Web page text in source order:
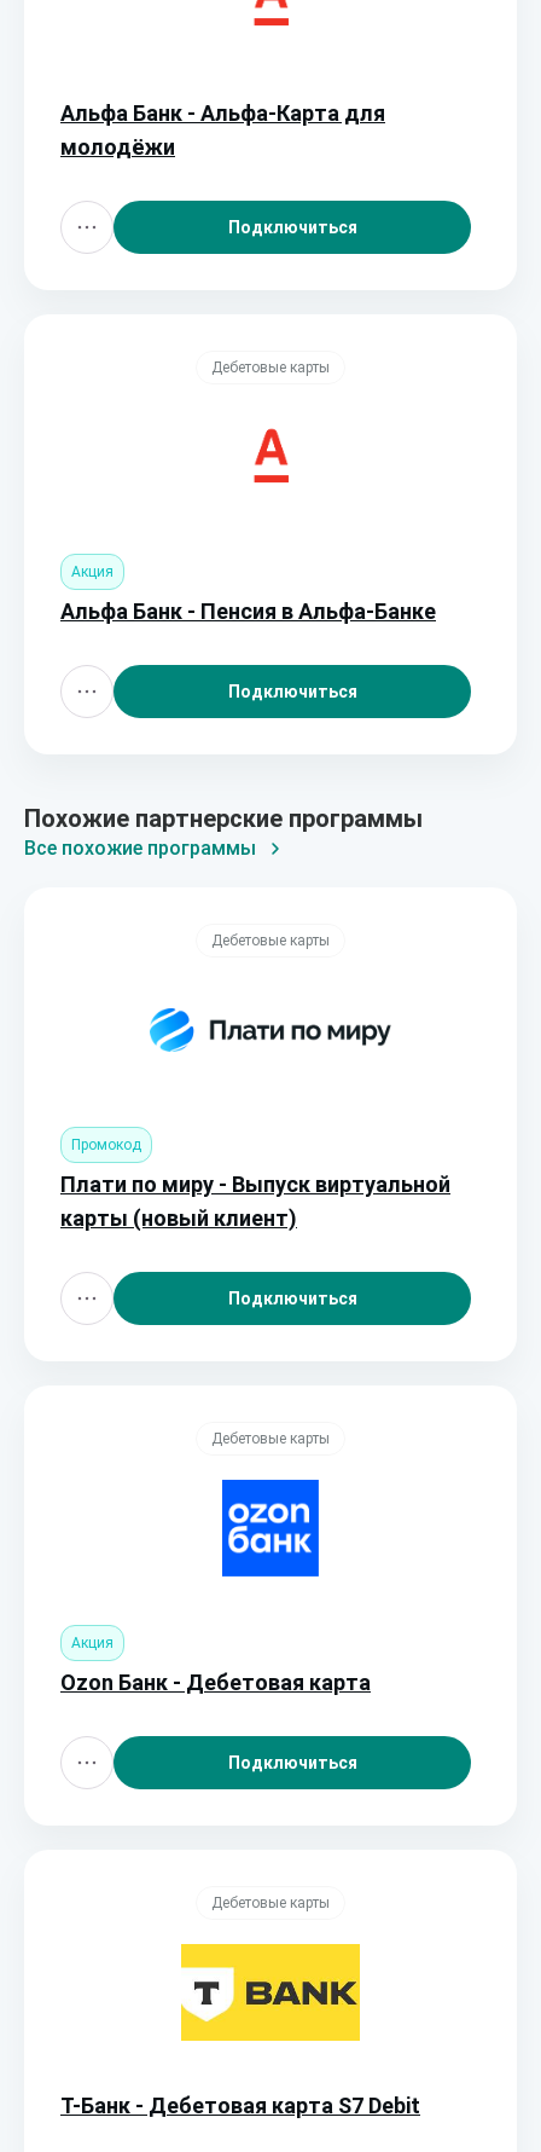
Альфа Банк - Альфа‑Карта для
молодёжи
Подключиться
Дебетовые карты
Акция
Альфа Банк - Пенсия в Альфа-Банке
Подключиться
Похожие партнерские программы
Все похожие программы
Дебетовые карты
Промокод
Плати по миру - Выпуск виртуальной
карты (новый клиент)
Подключиться
Дебетовые карты
Акция
Ozon Банк - Дебетовая карта
Подключиться
Дебетовые карты
Т-Банк - Дебетовая карта S7 Debit